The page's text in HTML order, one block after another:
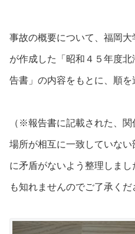
事故の概要について、福岡
が作成した「昭和４５年度
告書」の内容をもとに、順を
（※報告書に記載された、
場所が相互に一致していな
に矛盾がないよう整理しま
も知れませんのでご了承くだ